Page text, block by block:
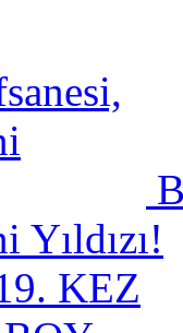
Yıldızı!